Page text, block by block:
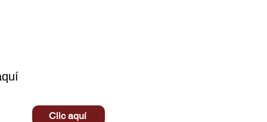
Clic aquí